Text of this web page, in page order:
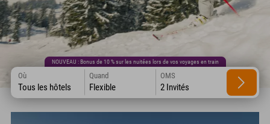
NOUVEAU : Bonus de 10 % sur les nuitées lors de vos voyages en train
Où
Tous les hôtels
Quand
Flexible
OMS
2 Invités